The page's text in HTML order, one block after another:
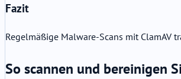
Fazit
Regelmäßige Malware-Scans mit ClamAV
So scannen und bereinigen